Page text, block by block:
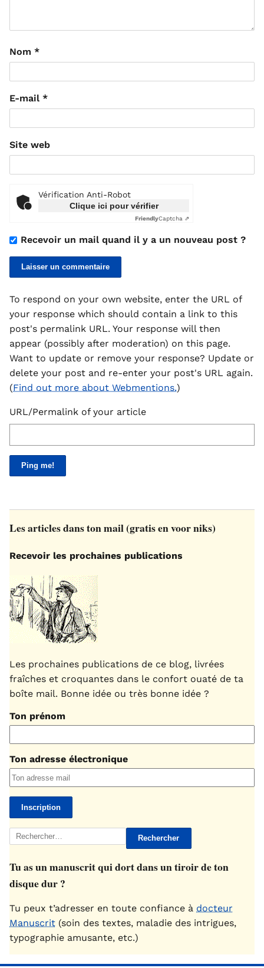
Nom *
E-mail *
Site web
Vérification Anti-Robot
Clique ici pour vérifier
FriendlyCaptcha ⇗
Recevoir un mail quand il y a un nouveau post ?
To respond on your own website, enter the URL of
your response which should contain a link to this
post's permalink URL. Your response will then
appear (possibly after moderation) on this page.
Want to update or remove your response? Update or
delete your post and re-enter your post's URL again.
(Find out more about Webmentions.)
URL/Permalink of your article
Les articles dans ton mail (gratis en voor niks)
Recevoir les prochaines publications
Les prochaines publications de ce blog, livrées
fraîches et croquantes dans le confort ouaté de ta
boîte mail. Bonne idée ou très bonne idée ?
Ton prénom
Ton adresse électronique
Rechercher :
Tu as un manuscrit qui dort dans un tiroir de ton
disque dur ?
Tu peux t’adresser en toute confiance à docteur
Manuscrit (soin des textes, maladie des intrigues,
typographie amusante, etc.)